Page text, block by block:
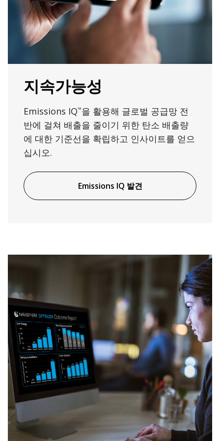
지속가능성
Emissions IQ™을 활용해 글로벌 공급망 전
반에 걸쳐 배출을 줄이기 위한 탄소 배출량
에 대한 기준선을 확립하고 인사이트를 얻으
십시오.
Emissions IQ 발견